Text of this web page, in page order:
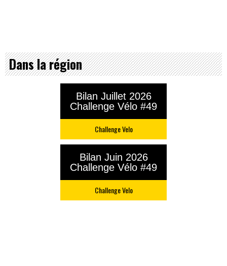
Dans la région
Bilan Juillet 2026
Challenge Vélo #49
Challenge Velo
Bilan Juin 2026
Challenge Vélo #49
Challenge Velo